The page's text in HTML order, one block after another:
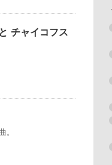
チャイコフス